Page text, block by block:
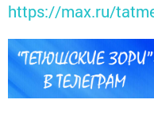
https://max.ru/